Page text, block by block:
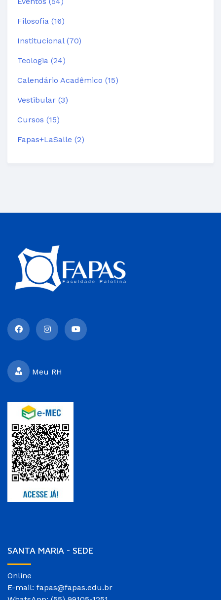
Filosofia (16)
Institucional (70)
Teologia (24)
Calendário Acadêmico (15)
Vestibular (3)
Cursos (15)
Fapas+LaSalle (2)
Meu RH
SANTA MARIA - SEDE
Online
E-mail: fapas@fapas.edu.br